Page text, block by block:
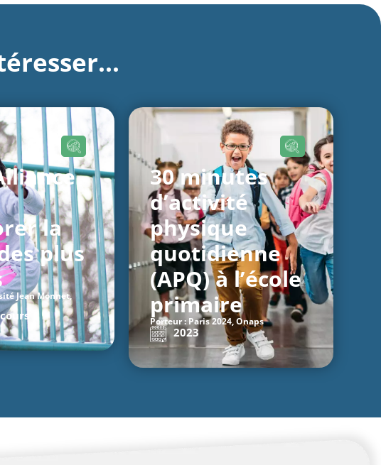
la
plus
Jean Monnet,
30 minutes
d’activité
physique
quotidienne
(APQ) à l’école
primaire
Porteur : Paris 2024, Onaps
2023